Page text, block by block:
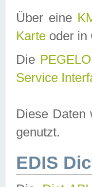
Über eine
Karte oder in
Die
Service
Diese
genutzt.
EDIS